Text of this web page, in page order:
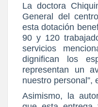
La doctora
General del
esta dotación
90 y 120
servicios
dignifican los
representan un
nuestro personal”,
Asimismo, la